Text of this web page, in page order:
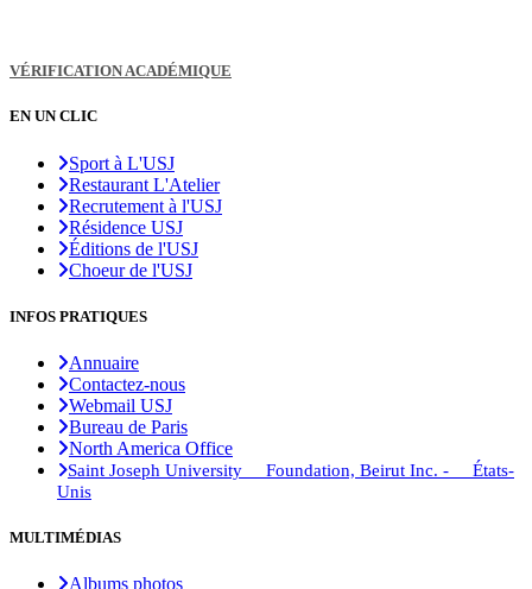
VÉRIFICATION ACADÉMIQUE
EN UN CLIC
Sport à L'USJ
Restaurant L'Atelier
Recrutement à l'USJ
Résidence USJ
Éditions de l'USJ
Choeur de l'USJ
INFOS PRATIQUES
Annuaire
Contactez-nous
Webmail USJ
Bureau de Paris
North America Office
Saint Joseph University Foundation, Beirut Inc. - États-
Unis
MULTIMÉDIAS
Albums photos